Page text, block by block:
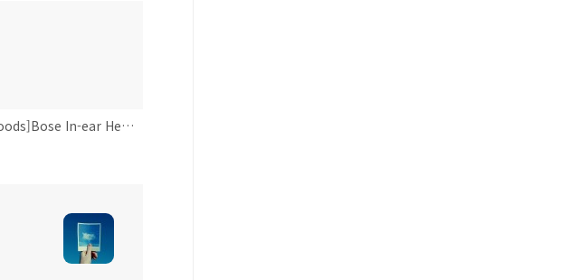
[goods]Bose In-ear Headphones구입!!!